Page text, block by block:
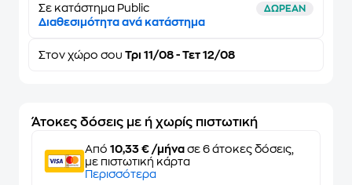
Σε κατάστημα Public ΔΩΡΕΑΝ
Διαθεσιμότητα ανά κατάστημα
Στον χώρο σου Τρι 11/08 - Τετ 12/08
Άτοκες δόσεις με ή χωρίς πιστωτική
Από 10,33 € /μήνα σε 6 άτοκες δόσεις,
με πιστωτική κάρτα
Περισσότερα